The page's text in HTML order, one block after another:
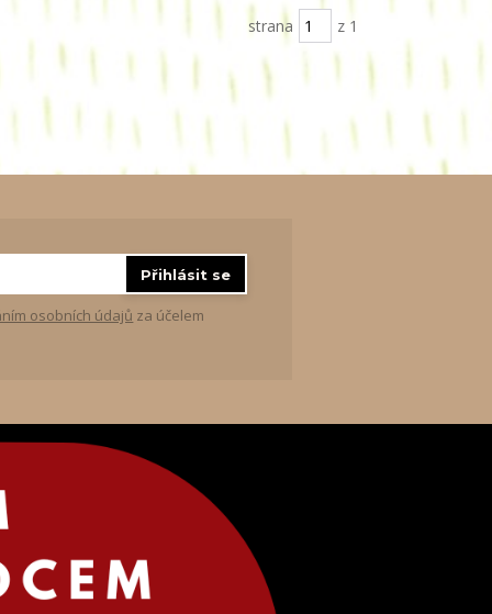
strana z 1
Přihlásit se
osobních údajů za účelem